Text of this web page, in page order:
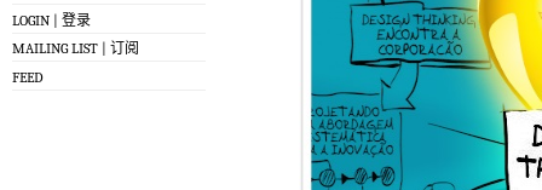
LOGIN | 登录
MAILING LIST | 订阅
FEED